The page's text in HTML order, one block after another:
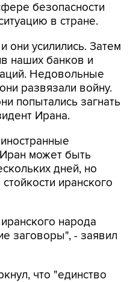
безопасности
в стране.
они усилились. Затем
наших банков и
Недовольные
развязали войну.
попытались загнать
Ирана.
Иран может быть
дней, но
иранского
народа
заговоры", - заявил
что "единство